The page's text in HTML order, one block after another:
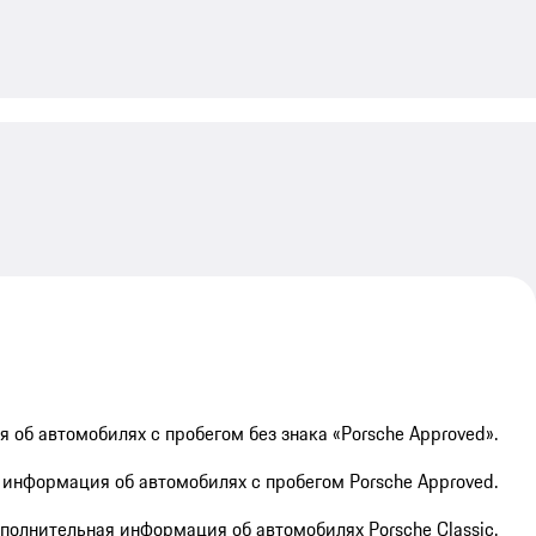
автомобилях с пробегом без знака «Porsche Approved».
об автомобилях с пробегом Porsche Approved.
информация об автомобилях Porsche Classic.